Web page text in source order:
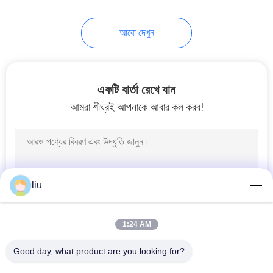
আরো দেখুন
একটি বার্তা রেখে যান
আমরা শীঘ্রই আপনাকে আবার কল করব!
liu
1:24 AM
Good day, what product are you looking for?